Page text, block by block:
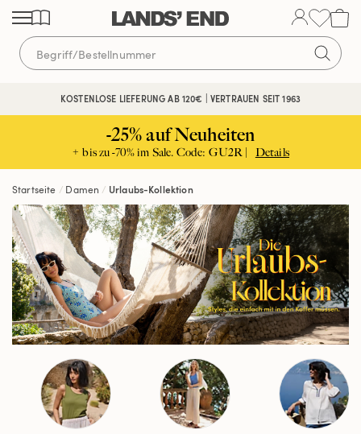
Direkt
zum
Inhalt
Direkt
zur
Navigation
Direkt
zur
Suche
KOSTENLOSE LIEFERUNG AB 120€ | VERTRAUEN SEIT 1963
-25% auf Neuheiten
+ bis zu -70% im Sale. Code: GU2R | Details
Startseite Damen Urlaubs-Kollektion